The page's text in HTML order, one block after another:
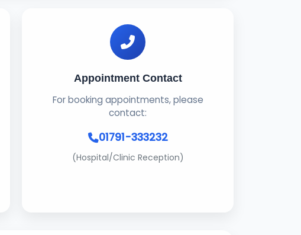
Appointment Contact
For booking appointments, please
contact:
01791-333232
(Hospital/Clinic Reception)